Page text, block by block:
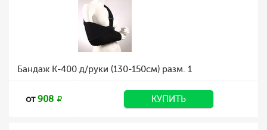
Бандаж К-400 д/руки (130-150см) разм. 1
от908 КУПИТЬ